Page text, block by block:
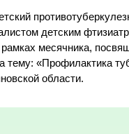
детским
месячника,
тему: «Профилактика
области.